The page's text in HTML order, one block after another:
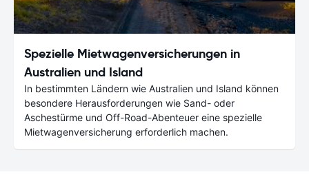
Spezielle Mietwagenversicherungen in
Australien und Island
In bestimmten Ländern wie Australien und Island können
besondere Herausforderungen wie Sand- oder
Aschestürme und Off-Road-Abenteuer eine spezielle
Mietwagenversicherung erforderlich machen.